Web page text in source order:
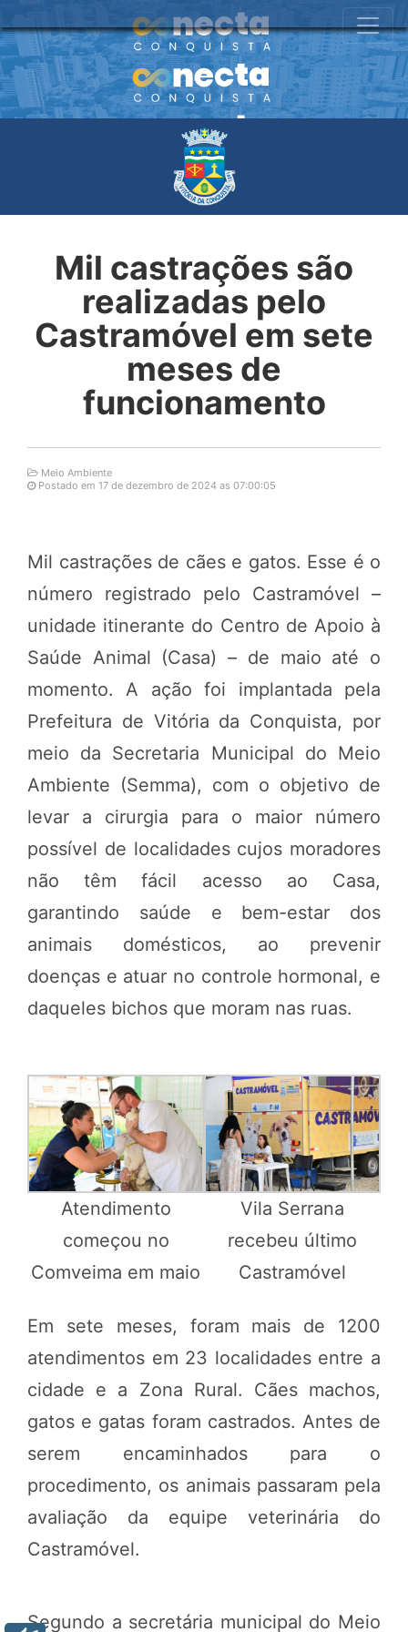
Mil castrações são
realizadas pelo
Castramóvel em sete
meses de
funcionamento
Meio Ambiente
Postado em 17 de dezembro de 2024 as 07:00:05
Mil castrações de cães e gatos. Esse é o
número registrado pelo Castramóvel –
unidade itinerante do Centro de Apoio à
Saúde Animal (Casa) – de maio até o
momento. A ação foi implantada pela
Prefeitura de Vitória da Conquista, por
meio da Secretaria Municipal do Meio
Ambiente (Semma), com o objetivo de
levar a cirurgia para o maior número
possível de localidades cujos moradores
não têm fácil acesso ao Casa,
garantindo saúde e bem-estar dos
animais domésticos, ao prevenir
doenças e atuar no controle hormonal, e
daqueles bichos que moram nas ruas.
Atendimento
começou no
Comveima em maio
Vila Serrana
recebeu último
Castramóvel
Em sete meses, foram mais de 1200
atendimentos em 23 localidades entre a
cidade e a Zona Rural. Cães machos,
gatos e gatas foram castrados. Antes de
serem encaminhados para o
procedimento, os animais passaram pela
avaliação da equipe veterinária do
Castramóvel.
Segundo a secretária municipal do Meio